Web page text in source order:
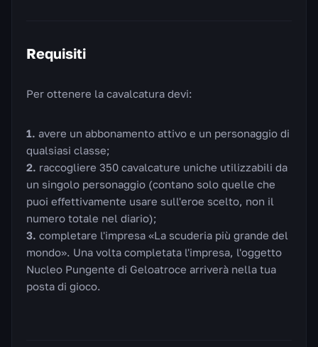
Requisiti
Per ottenere la cavalcatura devi:
avere un abbonamento attivo e un personaggio di
qualsiasi classe;
raccogliere 350 cavalcature uniche utilizzabili da
un singolo personaggio (contano solo quelle che
puoi effettivamente usare sull'eroe scelto, non il
numero totale nel diario);
completare l'impresa «La scuderia più grande del
mondo». Una volta completata l'impresa, l'oggetto
Nucleo Pungente di Geloatroce arriverà nella tua
posta di gioco.